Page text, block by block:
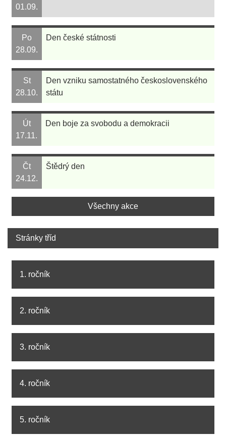
01.09.
Po
28.09.
Den české státnosti
St
28.10.
Den vzniku samostatného československého
státu
Út
17.11.
Den boje za svobodu a demokracii
Čt
24.12.
Štědrý den
Všechny akce
Stránky tříd
1. ročník
2. ročník
3. ročník
4. ročník
5. ročník